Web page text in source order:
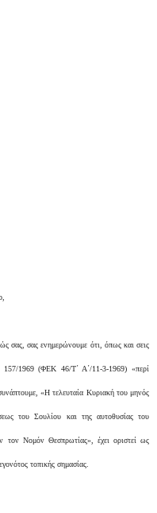
σας, σας ενημερώνουμε ότι, όπως και σεις
1969 (ΦΕΚ 46/Τ΄ Α΄/11-3-1969) «περί
«Η τελευταία Κυριακή του μηνός
του Σουλίου και της αυτοθυσίας του
Νομόν Θεσπρωτίας», έχει οριστεί ως
τοπικής σημασίας.